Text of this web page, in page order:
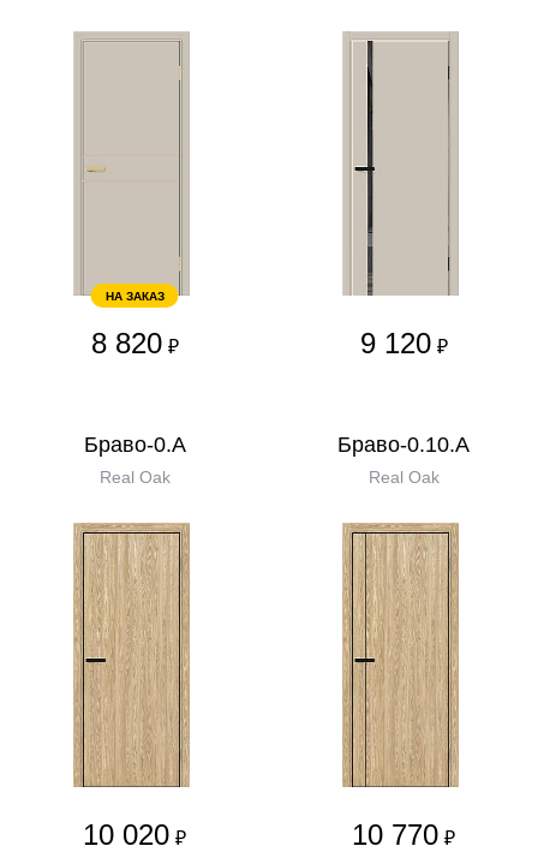
НА ЗАКАЗ
8 820 ₽ 9 120 ₽
Браво-0.А
Real Oak
10 020 ₽
Браво-0.10.А
Real Oak
10 770 ₽